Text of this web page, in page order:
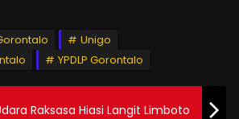
Unigo
YPDLP Gorontalo
Raksasa Hiasi Langit Limboto